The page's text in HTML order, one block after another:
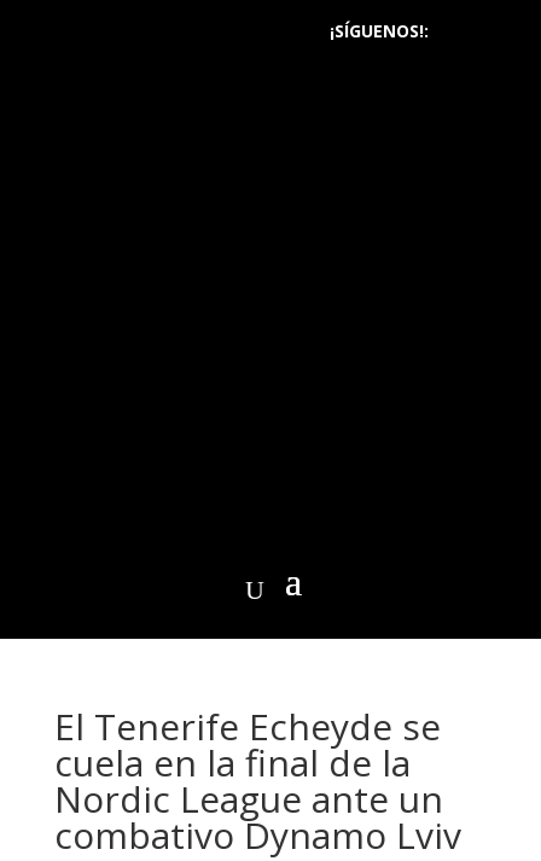
¡SÍGUENOS!:
El Tenerife Echeyde se
cuela en la final de la
Nordic League ante un
combativo Dynamo Lviv